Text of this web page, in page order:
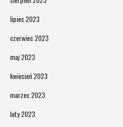
lipiec 2023
czerwiec 2023
maj 2023
kwiecień 2023
marzec 2023
luty 2023